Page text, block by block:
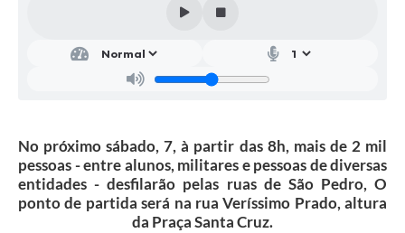
Conselhos Municipais
Contato
No próximo sábado, 7, à partir das 8h, mais de 2 mil
pessoas - entre alunos, militares e pessoas de diversas
entidades - desfilarão pelas ruas de São Pedro, O
ponto de partida será na rua Veríssimo Prado, altura
da Praça Santa Cruz.